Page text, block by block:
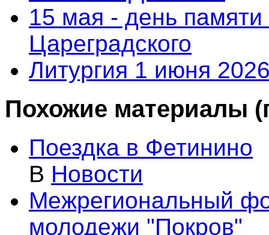
15 мая - день
Цареградского
Литургия 1 июня
Похожие материалы
Поездка в Фетинино
В Новости
Межрегиональный
молодежи "Покров"